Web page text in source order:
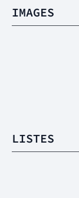
IMAGES
LISTES